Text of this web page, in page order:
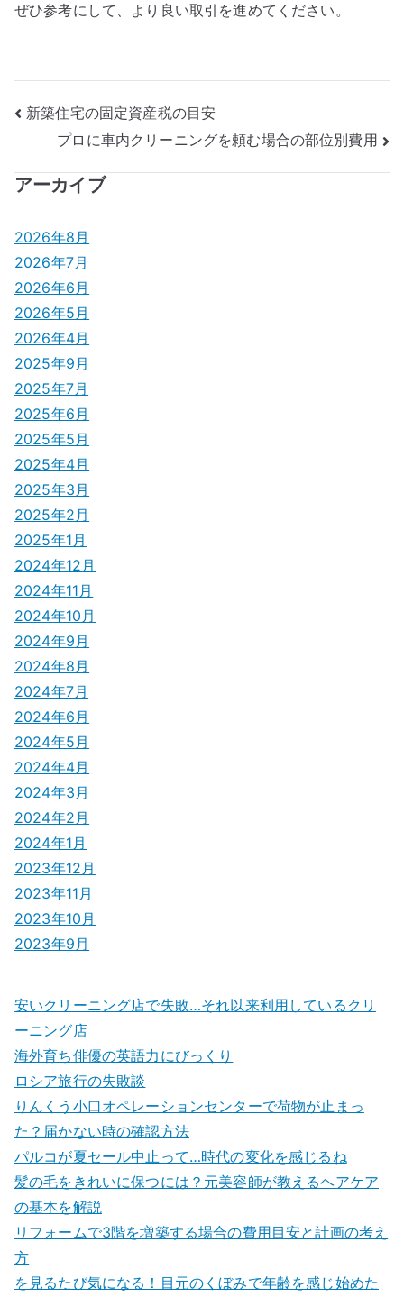
ぜひ参考にして、より良い取引を進めてください。
投
ナ
ビ
ゲ
ー
シ
ョ
ン
新築住宅の固定資産税の目安
プロに車内クリーニングを頼む場合の部位別費用
アーカイブ
2026年8月
2026年7月
2026年6月
2026年5月
2026年4月
2025年9月
2025年7月
2025年6月
2025年5月
2025年4月
2025年3月
2025年2月
2025年1月
2024年12月
2024年11月
2024年10月
2024年9月
2024年8月
2024年7月
2024年6月
2024年5月
2024年4月
2024年3月
2024年2月
2024年1月
2023年12月
2023年11月
2023年10月
2023年9月
安いクリーニング店で失敗…それ以来利用しているクリ
ーニング店
海外育ち俳優の英語力にびっくり
ロシア旅行の失敗談
りんくう小口オペレーションセンターで荷物が止まっ
た？届かない時の確認方法
パルコが夏セール中止って…時代の変化を感じるね
髪の毛をきれいに保つには？元美容師が教えるヘアケア
の基本を解説
リフォームで3階を増築する場合の費用目安と計画の考え
方
を見るたび気になる！目元のくぼみで年齢を感じ始めた